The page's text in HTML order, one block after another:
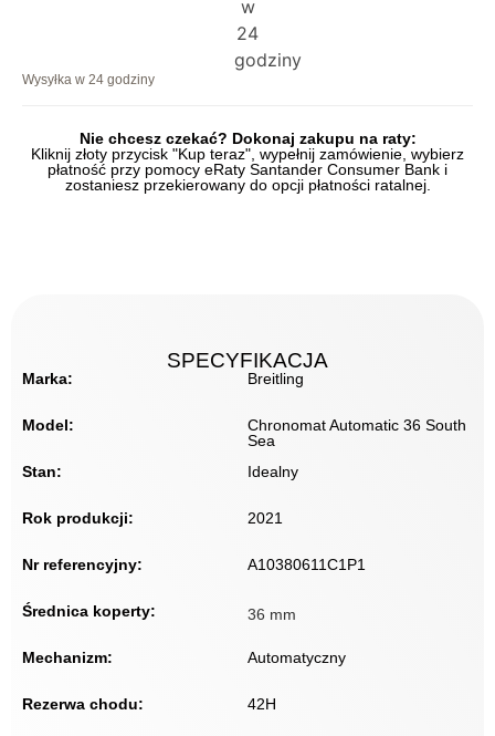
Wysyłka w 24 godziny
Nie chcesz czekać? Dokonaj zakupu na raty:
Kliknij złoty przycisk "Kup teraz", wypełnij zamówienie, wybierz
płatność przy pomocy eRaty Santander Consumer Bank i
zostaniesz przekierowany do opcji płatności ratalnej.
SPECYFIKACJA
Marka: Breitling
Model:
Chronomat Automatic 36 South
Sea
Stan:
Idealny
Rok produkcji: 2021
Nr referencyjny: A10380611C1P1
Średnica koperty: 36 mm
Mechanizm: Automatyczny
Rezerwa chodu: 42H